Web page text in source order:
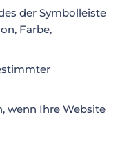
der Symbolleiste
Farbe,
wenn Ihre Website